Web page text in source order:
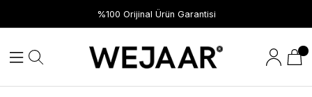
%100 Orijinal Ürün Garantisi
Hızlı Teslimat